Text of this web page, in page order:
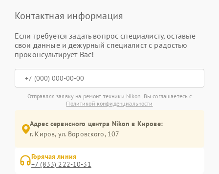
Контактная информация
Если требуется задать вопрос специалисту, оставьте
свои данные и дежурный специалист с радостью
проконсультирует Вас!
Отправляя заявку на ремонт техники Nikon, Вы соглашаетесь с
Политикой конфиденциальности
Адрес сервисного центра Nikon в Кирове:
г. Киров, ул. Воровского, 107
Горячая линия
+7 (833) 222-10-31